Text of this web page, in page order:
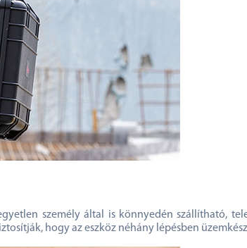
személy által is könnyedén szállítható,
hogy az eszköz néhány lépésben